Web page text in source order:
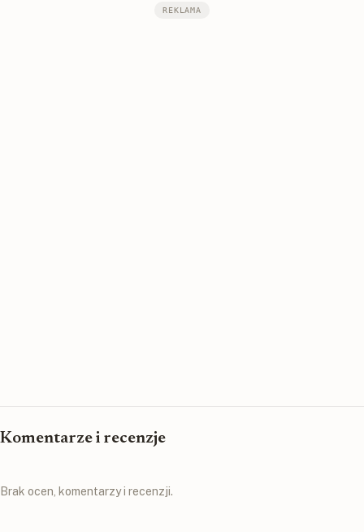
REKLAMA
Komentarze i recenzje
Brak ocen, komentarzy i recenzji.